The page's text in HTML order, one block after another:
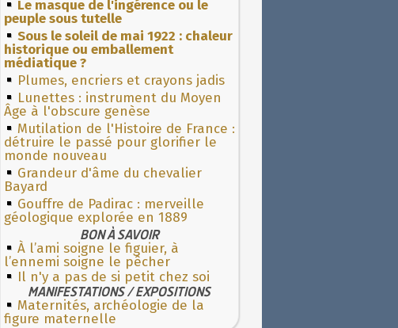
Le masque de l'ingérence ou le
peuple sous tutelle
Sous le soleil de mai 1922 : chaleur
historique ou emballement
médiatique ?
Plumes, encriers et crayons jadis
Lunettes : instrument du Moyen
Âge à l'obscure genèse
Mutilation de l'Histoire de France :
détruire le passé pour glorifier le
monde nouveau
Grandeur d'âme du chevalier
Bayard
Gouffre de Padirac : merveille
géologique explorée en 1889
BON À SAVOIR
À l’ami soigne le figuier, à
l’ennemi soigne le pêcher
Il n'y a pas de si petit chez soi
MANIFESTATIONS / EXPOSITIONS
Maternités, archéologie de la
figure maternelle